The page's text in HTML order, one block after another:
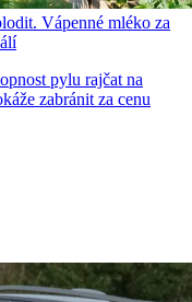
Vápenné mléko za
pylu rajčat na
zabránit za cenu